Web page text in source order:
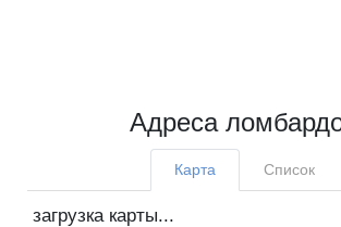
Адреса
Карта Список
загрузка карты...